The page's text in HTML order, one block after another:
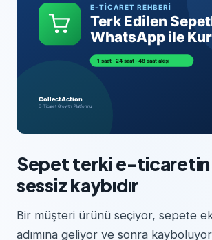
Sepet terki e-ticaretin
sessiz kaybıdır
Bir müşteri ürünü seçiyor, sepete
adımına geliyor ve sonra